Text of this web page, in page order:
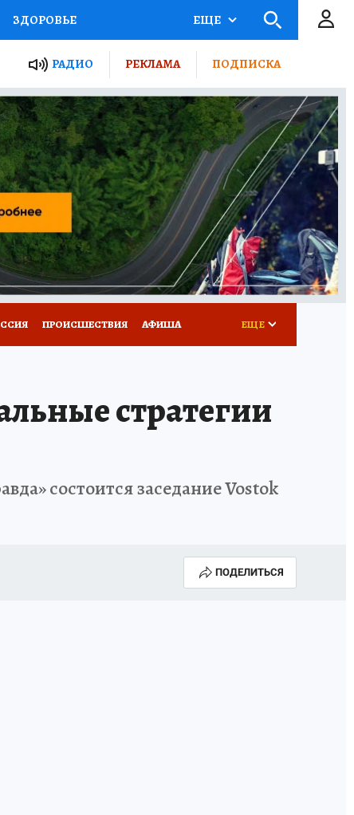
ЗДОРОВЬЕ
РОССИИ
ПУТЕВОДИТЕЛЬ
ТУРИЗМ
ПОТРЕБИТЕЛЯ ВСЕ О КП
ЕЩЕ
РАДИО РЕКЛАМА ПОДПИСКА
ПРОИСШЕСТВИЯ АФИША ЕЩЕ
стратегии
состоится заседание Vostok
ПОДЕЛИТЬСЯ